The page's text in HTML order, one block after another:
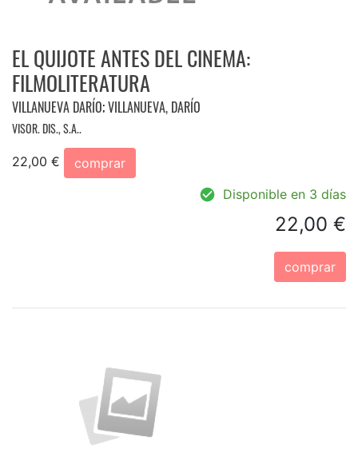
EL QUIJOTE ANTES DEL CINEMA:
FILMOLITERATURA
VILLANUEVA DARÍO;VILLANUEVA, DARÍO
VISOR. DIS., S.A..
22,00 €
comprar
Disponible en 3 días
22,00 €
comprar